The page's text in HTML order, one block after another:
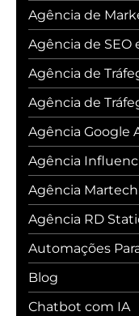
Agência de
Agência de SEO
Agência de
Agência de
Agência Google
Agência
Agência Martech
Agência RD
Automações
Blog
Chatbot com IA